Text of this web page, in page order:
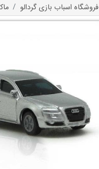
فروشگاه اسباب بازی گردالو